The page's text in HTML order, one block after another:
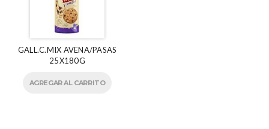
GALL.C.MIX AVENA/PASAS
25X180G
AGREGAR AL CARRITO